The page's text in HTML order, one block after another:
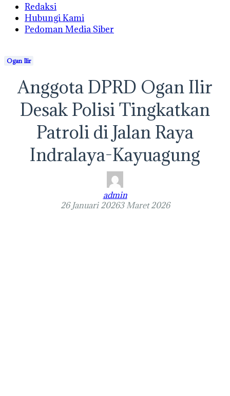
Redaksi
Hubungi Kami
Pedoman Media Siber
Ogan Ilir
Anggota DPRD Ogan Ilir
Desak Polisi Tingkatkan
Patroli di Jalan Raya
Indralaya-Kayuagung
admin
26 Januari 20263 Maret 2026